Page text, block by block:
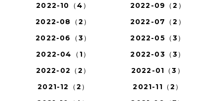
2022-10（4）
2022-09（2）
2022-08（2）
2022-07（2）
2022-06（3）
2022-05（3）
2022-04（1）
2022-03（3）
2022-02（2）
2022-01（3）
2021-12（2）
2021-11（2）